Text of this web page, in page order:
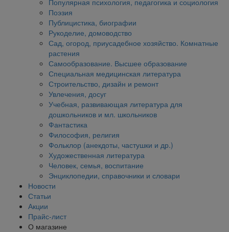
Популярная психология, педагогика и социология
Поэзия
Публицистика, биографии
Рукоделие, домоводство
Сад, огород, приусадебное хозяйство. Комнатные
растения
Самообразование. Высшее образование
Специальная медицинская литература
Строительство, дизайн и ремонт
Увлечения, досуг
Учебная, развивающая литература для
дошкольников и мл. школьников
Фантастика
Философия, религия
Фольклор (анекдоты, частушки и др.)
Художественная литература
Человек, семья, воспитание
Энциклопедии, справочники и словари
Новости
Статьи
Акции
Прайс-лист
О магазине